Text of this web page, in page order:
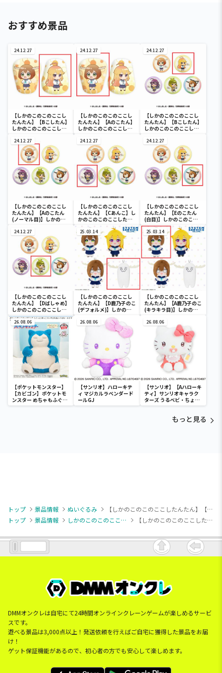
おすすめ景品
24.12.27
【しかのこのこのここし
たんたん】【Bこしたん】
しかのこのこのここした
ション
24.12.27
【しかのこのこのここし
たんたん】【Aのこたん】
しかのこのこのここした
ション
24.12.27
【しかのこのこのここし
たんたん】【Bこしたん】
しかのこのこのここした
ション
24.12.27
【しかのこのこのここし
たんたん】【Aのこたん
(ノーマル目)】しかのこ
缶バッジコレクション
24.12.27
【しかのこのこのここし
たんたん】【Cあんこ】し
かのこのこのここしたん
たん 缶バッジコレクシ
ョン
24.12.27
【しかのこのこのここし
たんたん】【Eのこたん
(白目)】しかのこのこの
ここしたんたん 缶バッ
ジコレクション
24.12.27
【しかのこのこのここし
たんたん】【Dばしゃめ】
しかのこのこのここした
んたん 缶バッジコレク
ション
25.03.14
【しかのこのこのここし
たんたん】【D鹿乃子のこ
(デフォルメ)】しかのこ
のこのここしたんたん デ
フォルメぬいぐるみ
25.03.14
【しかのこのこのここし
たんたん】【A鹿乃子のこ
(キラキラ目)】しかのこ
フォルメぬいぐるみ
26.08.06
【ポケットモンスター】
【カビゴン】ポケットモ
ンスター めちゃもふぐっ
と ほっこりいやされぬい
26.08.06
【サンリオ】ハローキテ
ィ マジカルラベンダード
ールGJ
26.08.06
【サンリオ】【Aハローキ
ティ】サンリオキャラク
ターズ うるベビ・ちょい
デカドール
もっと見る
トップ 景品情報 ぬいぐるみ
【しかのこのこのここしたんたん】【A鹿乃子のこ】しかのこのこのここしたんたん デフォルメぬいぐるみ シカ部
トップ
景品情報 しかのこのこのここしたんたん 【しかのこのこのここしたんたん】【A鹿乃子のこ】しかのこのこのここしたんたん デフォルメぬいぐるみ シカ部
DMMオンクレは自宅にて24時間オンラインクレーンゲームが楽しめるサービ
スです。
遊べる景品は3,000点以上！発送依頼を行えばご自宅に獲得した景品をお届
け！
ゲット保証機能があるので、初心者の方でも安心して楽しめます。